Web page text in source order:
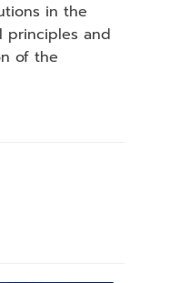
in the
principles and
of the